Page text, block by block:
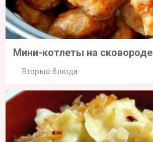
Мини-котлеты на сковороде
Вторые блюда